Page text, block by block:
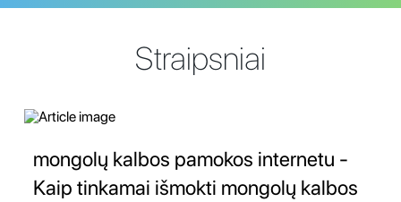
Straipsniai
mongolų kalbos pamokos internetu -
Kaip tinkamai išmokti mongolų kalbos